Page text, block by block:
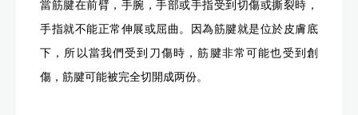
當筋腱在前臂，手腕，手部或手指受到切傷或撕裂時，
手指就不能正常伸展或屈曲。因為筋腱就是位於皮膚底
下，所以當我們受到刀傷時，筋腱非常可能也受到創
傷，筋腱可能被完全切開成两份。